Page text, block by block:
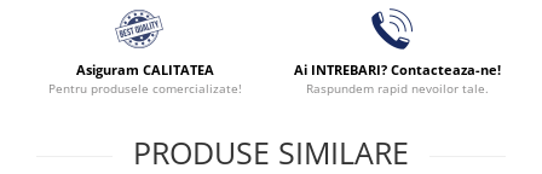
Lenjerii De Pat, Imprimeu 3D, 1
Asiguram CALITATEA
Pentru produsele comercializate!
Ai INTREBARI? Contacteaza-ne!
Raspundem rapid nevoilor tale.
PRODUSE SIMILARE